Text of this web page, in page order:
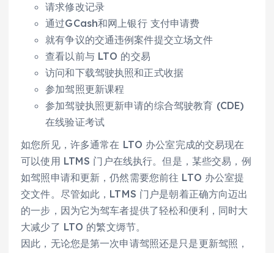
请求修改记录
通过GCash和网上银行 支付申请费
就有争议的交通违例案件提交立场文件
查看以前与 LTO 的交易
访问和下载驾驶执照和正式收据
参加驾照更新课程
参加驾驶执照更新申请的综合驾驶教育 (CDE)
在线验证考试
如您所见，许多通常在 LTO 办公室完成的交易现在
可以使用 LTMS 门户在线执行。但是，某些交易，例
如驾照申请和更新，仍然需要您前往 LTO 办公室提
交文件。尽管如此，LTMS 门户是朝着正确方向迈出
的一步，因为它为驾车者提供了轻松和便利，同时大
大减少了 LTO 的繁文缛节。
因此，无论您是第一次申请驾照还是只是更新驾照，